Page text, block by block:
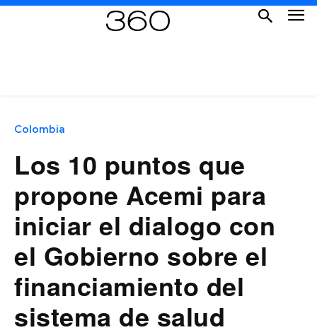
Colombia
Los 10 puntos que
propone Acemi para
iniciar el dialogo con
el Gobierno sobre el
financiamiento del
sistema de salud